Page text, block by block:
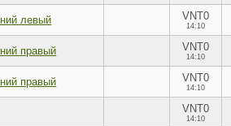
левый VNT0
14:10
правый VNT0
14:10
правый VNT0
14:10
VNT0
14:10